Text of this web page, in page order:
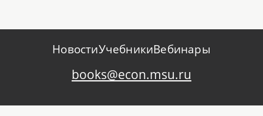
Учебник+ © 2026
books@econ.msu.ru
НовостиУчебникиВебинары